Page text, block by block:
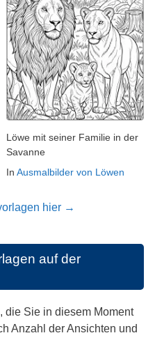
Löwe mit seiner Familie in der
Savanne
In Ausmalbilder von Löwen
hier →
auf der
die Sie in diesem Moment
Anzahl der Ansichten und